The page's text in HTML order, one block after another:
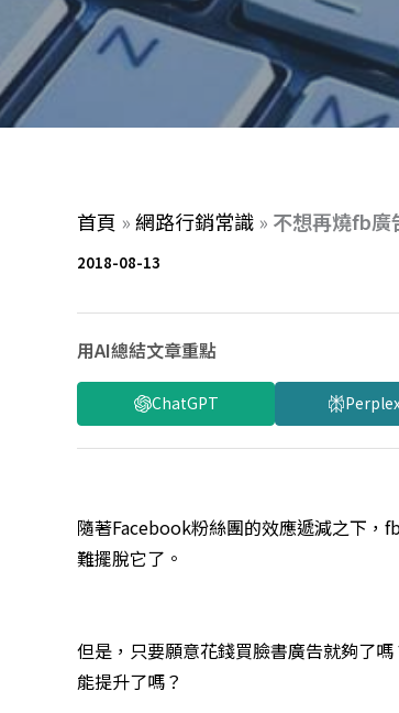
首頁 »網路行銷常識 » 不想再燒fb廣
2018-08-13
用AI總結文章重點
ChatGPT
隨著Facebook粉絲團的效應遞減之下，
難擺脫它了。
但是，只要願意花錢買臉書廣告就夠了
能提升了嗎？